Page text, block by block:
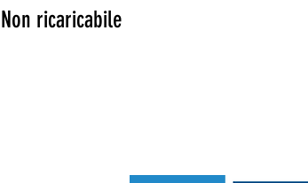
Non ricaricabile